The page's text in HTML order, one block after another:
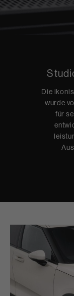
Die
wurde
für